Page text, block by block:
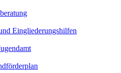
Eingliederungshilfen